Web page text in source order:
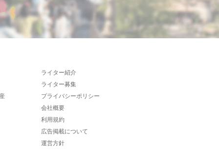
ライター紹介
ライター募集
プライバシーポリシー
会社概要
利用規約
広告掲載について
運営方針